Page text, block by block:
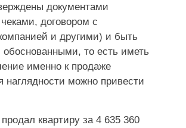
документами
договором с
и другими) и быть
обоснованными, то есть иметь
именно к продаже
наглядности можно привести
квартиру за 4 635 360